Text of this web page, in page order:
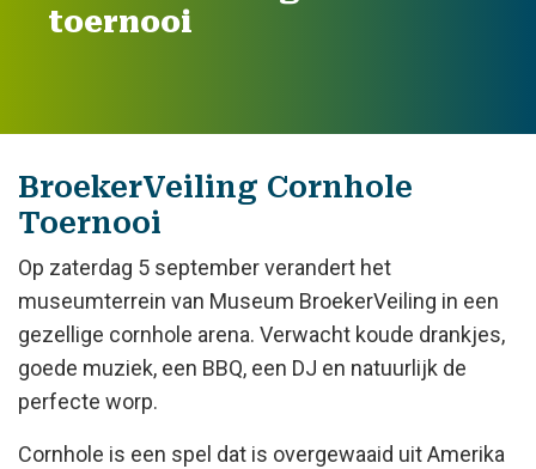
toernooi
BroekerVeiling Cornhole
Toernooi
Op zaterdag 5 september verandert het
museumterrein van Museum BroekerVeiling in een
gezellige cornhole arena. Verwacht koude drankjes,
goede muziek, een BBQ, een DJ en natuurlijk de
perfecte worp.
Cornhole is een spel dat is overgewaaid uit Amerika